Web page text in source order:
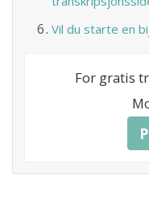
Vil du starte en
For gratis